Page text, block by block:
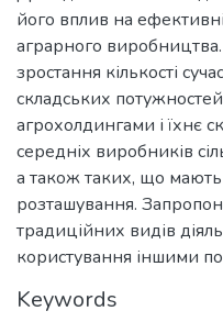
його вплив на
аграрного виробництва.
зростання кількості
складських
агрохолдингами і їхнє
середніх виробників
а також таких, що
розташування.
традиційних видів
користування іншими
Keywords